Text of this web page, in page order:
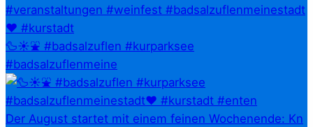
🦆☀️⛲ #badsalzuflen #kurparksee
#badsalzuflenmeine
Der August startet mit einem feinen Wochenende: Kn